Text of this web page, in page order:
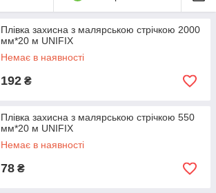
Плівка захисна з малярською стрічкою 2000
мм*20 м UNIFIX
Немає в наявності
192 ₴
Плівка захисна з малярською стрічкою 550
мм*20 м UNIFIX
Немає в наявності
78 ₴